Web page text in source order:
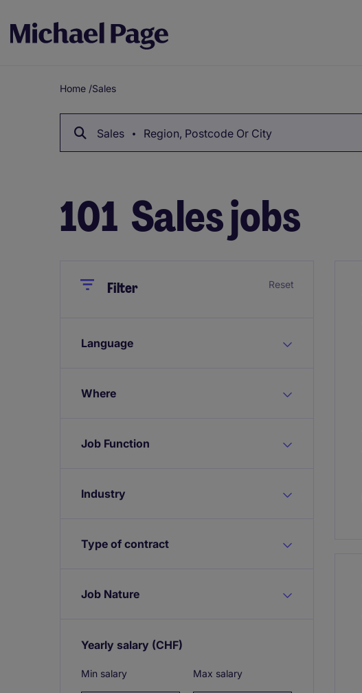
Breadcrumb
Home /Sales
Sales Region, Postcode Or City
101 Sales jobs
CloseFilter Reset
Language
Where
Job Function
Industry
Type of contract
Job Nature
Yearly salary (CHF)
Min salary Max salary